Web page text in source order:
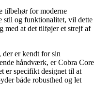
tilbehør for moderne
stil og funktionalitet, vil dette
med at det tilføjer et strejf af
er kendt for sin
håndværk, er Cobra Core
er specifikt designet til at
både robusthed og let